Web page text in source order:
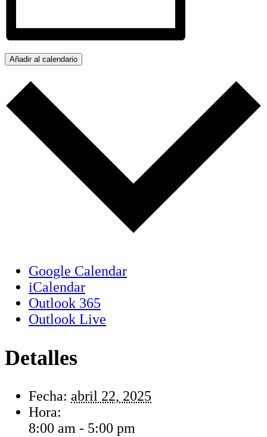
Añadir al calendario
Google Calendar
iCalendar
Outlook 365
Outlook Live
Detalles
Fecha: abril 22, 2025
Hora:
8:00 am - 5:00 pm